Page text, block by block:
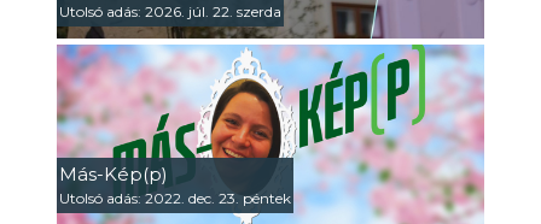
Utolsó adás: 2026. júl. 22. szerda
Más-Kép(p)
Utolsó adás: 2022. dec. 23. péntek